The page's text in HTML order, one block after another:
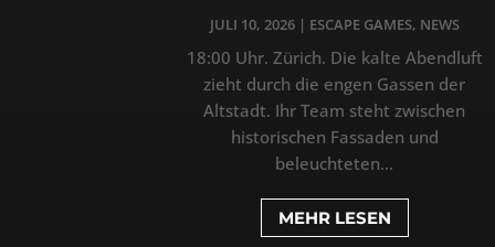
JULI 10, 2026| ESCAPE GAMES, NEWS
18:00 Uhr. Zürich. Die kalte Abendluft
zieht durch die engen Gassen der
Altstadt. Ihr Team steht zwischen
historischen Fassaden und
beleuchteten...
MEHR LESEN